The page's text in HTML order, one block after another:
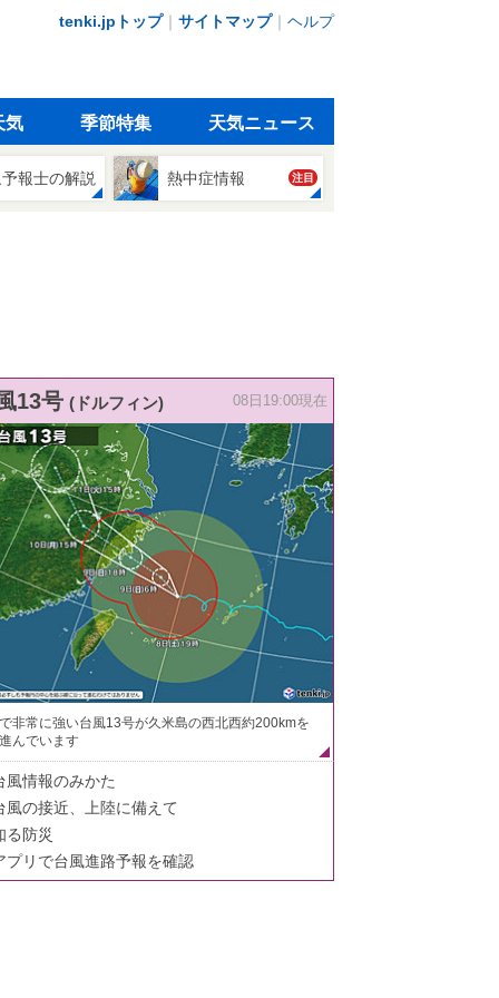
tenki.jpトップ｜ サイトマップ｜ ヘルプ
気 季節特集 天気ニュース
報士の解説 熱中症情報 注目
13号 (ドルフィン) 08日19:00現在
非常に強い台風13号が久米島の西北西約200kmを
んでいます
風情報のみかた
風の接近、上陸に備えて
る防災
プリで台風進路予報を確認